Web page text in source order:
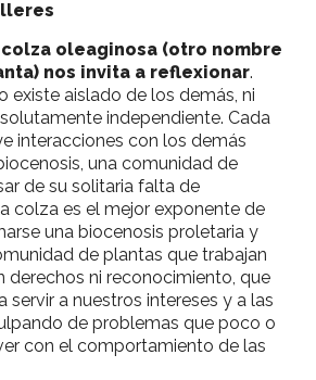
oleaginosa (otro nombre
nos invita a reflexionar.
existe aislado de los demás, ni
independiente. Cada
interacciones con los demás
una comunidad de
de su solitaria falta de
colza es el mejor exponente de
una biocenosis proletaria y
de plantas que trabajan
derechos ni reconocimiento, que
servir a nuestros intereses y a las
de problemas que poco o
con el comportamiento de las